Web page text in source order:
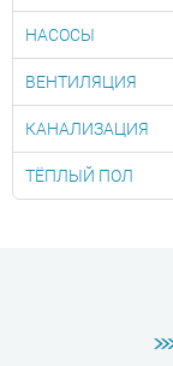
НАСОСЫ
ВЕНТИЛЯЦИЯ
КАНАЛИЗАЦИЯ
ТЁПЛЫЙ ПОЛ